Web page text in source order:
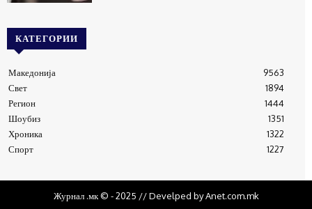
КАТЕГОРИИ
Македонија
9563
Свет
1894
Регион
1444
Шоубиз
1351
Хроника
1322
Спорт
1227
Журнал .мк © - 2025 // Develped by Anet.com.mk